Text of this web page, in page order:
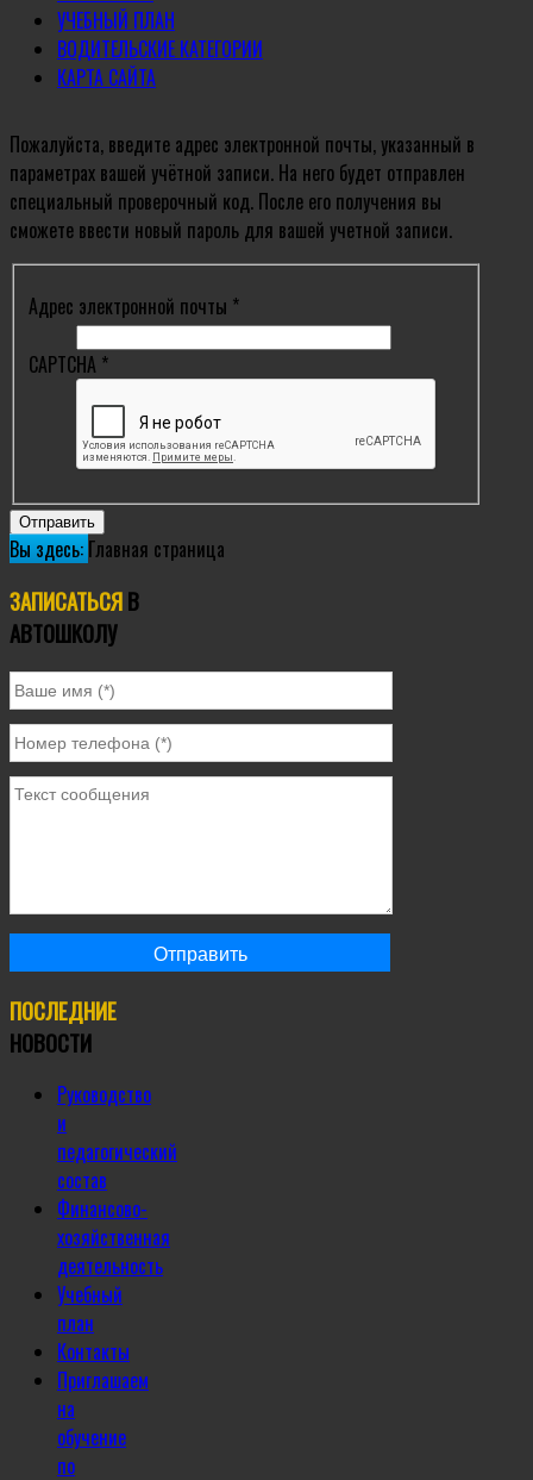
УЧЕБНЫЙ ПЛАН
ВОДИТЕЛЬСКИЕ КАТЕГОРИИ
КАРТА САЙТА
Пожалуйста, введите адрес электронной почты, указанный в
параметрах вашей учётной записи. На него будет отправлен
специальный проверочный код. После его получения вы
сможете ввести новый пароль для вашей учетной записи.
Адрес электронной почты *
CAPTCHA *
Отправить
Вы здесь: Главная страница
ЗАПИСАТЬСЯВ
АВТОШКОЛУ
ПОСЛЕДНИЕ
НОВОСТИ
Руководство
и
педагогический
состав
Финансово-
хозяйственная
деятельность
Учебный
план
Контакты
Приглашаем
на
обучение
по